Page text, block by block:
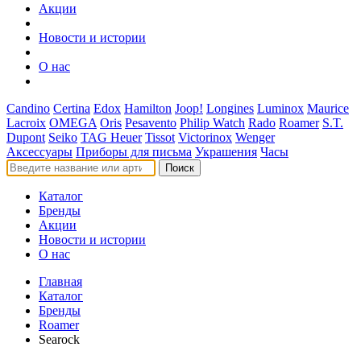
Акции
Новости и истории
О нас
Candino Certina Edox Hamilton Joop! Longines Luminox Maurice
Lacroix OMEGA Oris Pesavento Philip Watch Rado Roamer S.T.
Dupont Seiko TAG Heuer Tissot Victorinox Wenger
Аксессуары Приборы для письма Украшения Часы
Поиск
Каталог
Бренды
Акции
Новости и истории
О нас
Главная
Каталог
Бренды
Roamer
Searock